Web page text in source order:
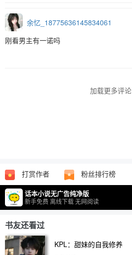
余忆_18775636145834061
刚看男主有一诺吗
加载更多评论
打赏作者 粉丝排行榜
话本小说无广告纯净版
新手免费 离线下载 无网阅读
书友还看过
KPL：甜妹的自我修养